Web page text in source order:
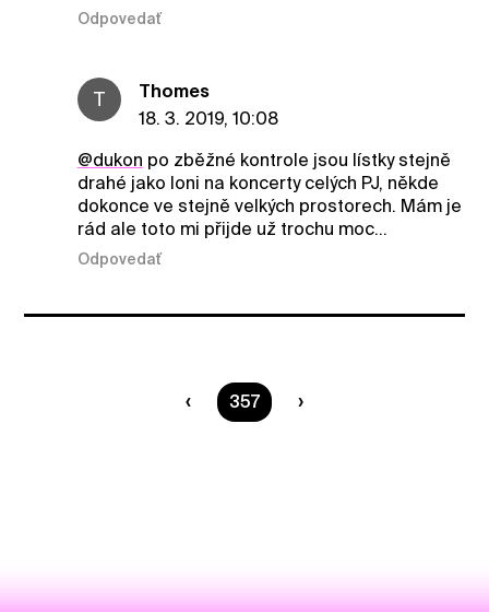
Odpovedať
T
Thomes
18. 3. 2019, 10:08
@dukon po zběžné kontrole jsou lístky stejně
drahé jako loni na koncerty celých PJ, někde
dokonce ve stejně velkých prostorech. Mám je
rád ale toto mi přijde už trochu moc...
Odpovedať
Ste na strane
357